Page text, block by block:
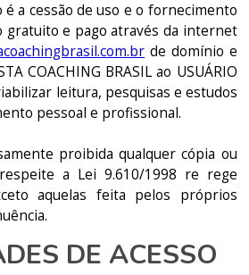
a cessão de uso e o fornecimento
gratuito e pago através da internet
de domínio e
COACHING BRASIL ao USUÁRIO
leitura, pesquisas e estudos
pessoal e profissional.
proibida qualquer cópia ou
a Lei 9.610/1998 re rege
aquelas feita pelos próprios
DE ACESSO